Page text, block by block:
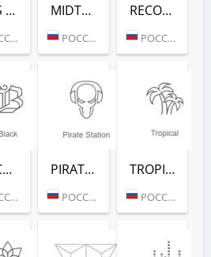
BASS HOUSE (РАДИО РЕКОРД) MIDTEMPO (РАДИО РЕКОРД)
РОССИЯ (МОСКВА)
RECORD GOLD (РАДИО РЕКОРД)
РОССИЯ (МОСКВА)
BLACK RAP (РАДИО РЕКОРД) PIRATE STATION (РАДИО РЕКОРД)
РОССИЯ (МОСКВА)
TROPICAL (РАДИО РЕКОРД)
РОССИЯ (МОСКВА)